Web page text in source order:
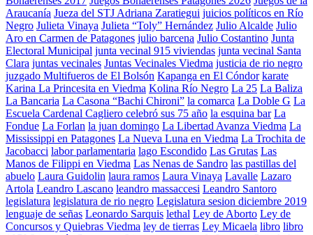
Araucanía Jueza del STJ Adriana Zaratiegui juicios políticos en Río
Negro Julieta Vinaya Julieta “Toly” Hernández Julio Alcalde Julio
Aro en Carmen de Patagones julio barcena Julio Costantino Junta
Electoral Municipal junta vecinal 915 viviendas junta vecinal Santa
Clara juntas vecinales Juntas Vecinales Viedma justicia de rio negro
juzgado Multifueros de El Bolsón Kapanga en El Cóndor karate
Karina La Princesita en Viedma Kolina Río Negro La 25 La Baliza
La Bancaria La Casona “Bachi Chironi” la comarca La Doble G La
Escuela Cardenal Cagliero celebró sus 75 año la esquina bar La
Fondue La Forlan la juan domingo La Libertad Avanza Viedma La
Mississippi en Patagones La Nueva Luna en Viedma La Trochita de
Jacobacci labor parlamentaria lago Escondido Las Grutas Las
Manos de Filippi en Viedma Las Nenas de Sandro las pastillas del
abuelo Laura Guidolin laura ramos Laura Vinaya Lavalle Lazaro
Artola Leandro Lascano leandro massaccesi Leandro Santoro
legislatura legislatura de rio negro Legislatura sesion diciembre 2019
lenguaje de señas Leonardo Sarquis lethal Ley de Aborto Ley de
Concursos y Quiebras Viedma ley de tierras Ley Micaela libro libro